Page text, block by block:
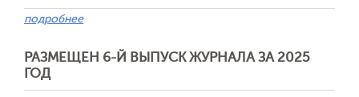
подробнее
РАЗМЕЩЕН 6-Й ВЫПУСК ЖУРНАЛА ЗА 2025
ГОД